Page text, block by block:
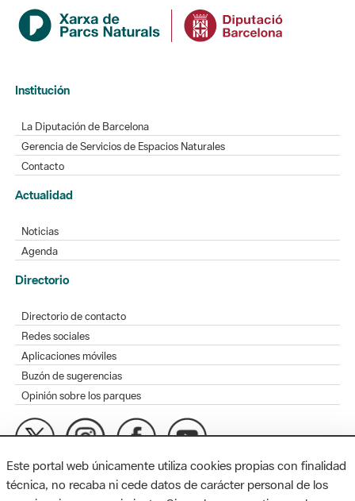
Institución
La Diputación de Barcelona
Gerencia de Servicios de Espacios Naturales
Contacto
Actualidad
Noticias
Agenda
Directorio
Directorio de contacto
Redes sociales
Aplicaciones móviles
Buzón de sugerencias
Opinión sobre los parques
MAPA WEB AVISO LEGAL ACCESIBILIDAD
Este portal web únicamente utiliza cookies propias con finalidad
técnica, no recaba ni cede datos de carácter personal de los